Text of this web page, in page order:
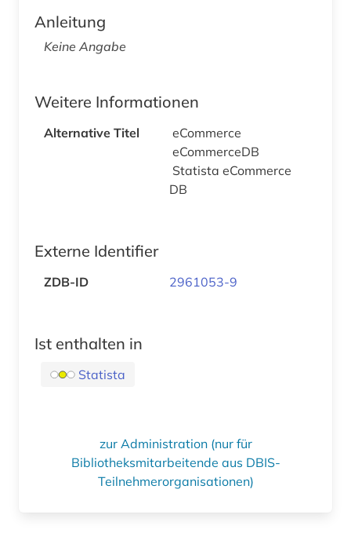
Anleitung
Keine Angabe
Weitere Informationen
Alternative Titel
eCommerce
eCommerceDB
Statista eCommerce
DB
Externe Identifier
ZDB-ID 2961053-9
Ist enthalten in
Statista
zur Administration (nur für
Bibliotheksmitarbeitende aus DBIS-
Teilnehmerorganisationen)